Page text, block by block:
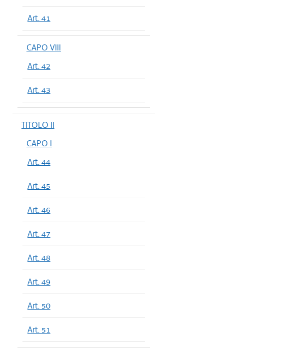
Art. 41
CAPO VIII
Art. 42
Art. 43
TITOLO II
CAPO I
Art. 44
Art. 45
Art. 46
Art. 47
Art. 48
Art. 49
Art. 50
Art. 51